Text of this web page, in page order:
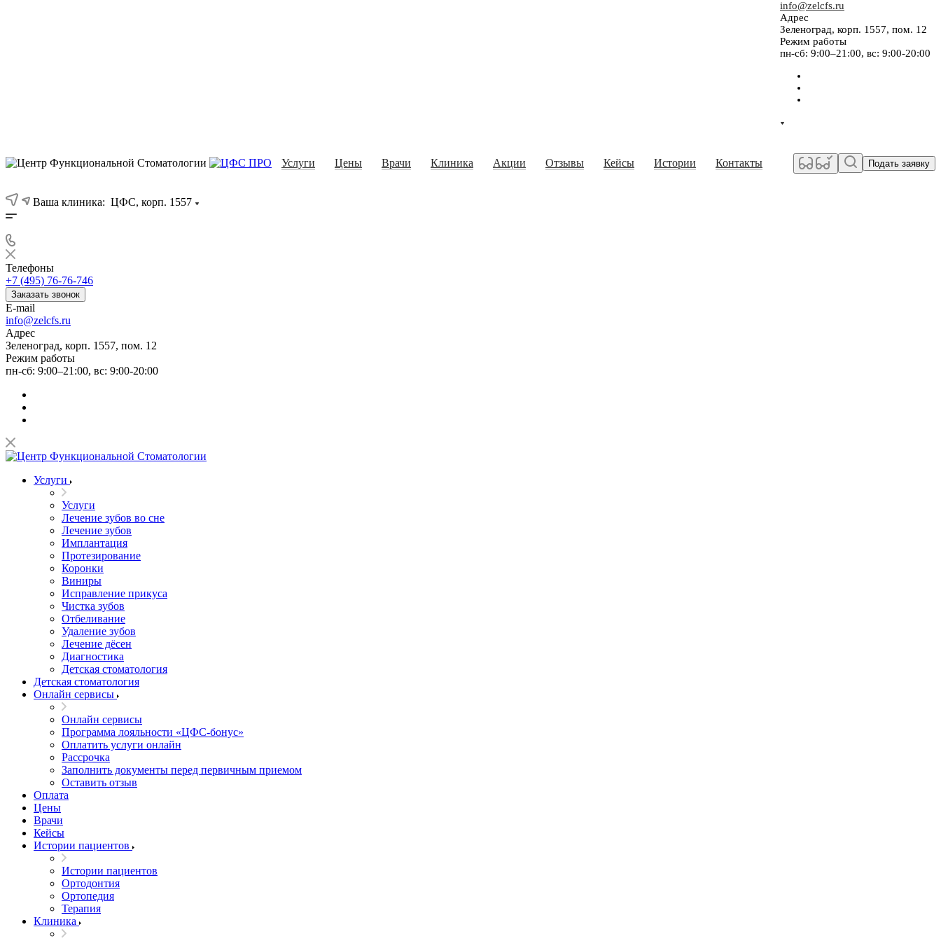
info@zelcfs.ru
Адрес
Зеленоград, корп. 1557, пом. 12
Режим работы
пн-сб: 9:00–21:00, вс: 9:00-20:00
Услуги Цены Врачи Клиника Акции Отзывы Кейсы Истории Контакты Подать заявку
Ваша клиника: ЦФС, корп. 1557
Телефоны
+7 (495) 76-76-746
Заказать звонок
E-mail
info@zelcfs.ru
Адрес
Зеленоград, корп. 1557, пом. 12
Режим работы
пн-сб: 9:00–21:00, вс: 9:00-20:00
Услуги
Услуги
Лечение зубов во сне
Лечение зубов
Имплантация
Протезирование
Коронки
Виниры
Исправление прикуса
Чистка зубов
Отбеливание
Удаление зубов
Лечение дёсен
Диагностика
Детская стоматология
Детская стоматология
Онлайн сервисы
Онлайн сервисы
Программа лояльности «ЦФС-бонус»
Оплатить услуги онлайн
Рассрочка
Заполнить документы перед первичным приемом
Оставить отзыв
Оплата
Цены
Врачи
Кейсы
Истории пациентов
Истории пациентов
Ортодонтия
Ортопедия
Терапия
Клиника